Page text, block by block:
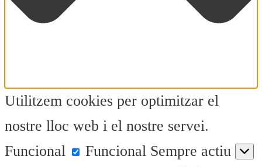
Utilitzem cookies per optimitzar el
nostre lloc web i el nostre servei.
Funcional
Funcional Sempre actiu